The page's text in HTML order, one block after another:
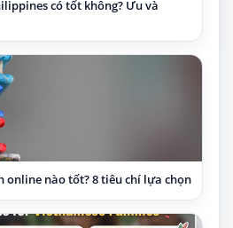
có tốt không? Ưu và
online nào tốt? 8 tiêu chí lựa chọn